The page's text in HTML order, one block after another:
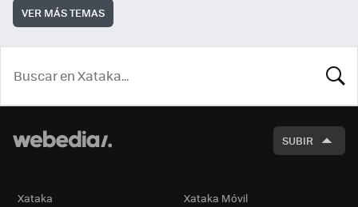
VER MÁS TEMAS
SUBIR
Xataka
Xataka Móvil